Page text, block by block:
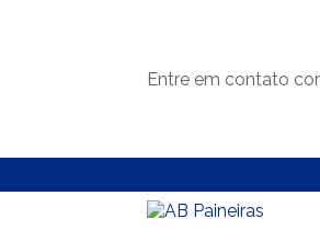
Entre em contato